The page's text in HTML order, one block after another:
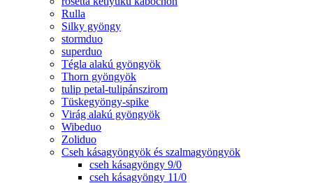
Rulla
Silky gyöngy
stormduo
superduo
Tégla alakú gyöngyök
Thorn gyöngyök
tulip petal-tulipánszirom
Tüskegyöngy-spike
Virág alakú gyöngyök
Wibeduo
Zoliduo
Cseh kásagyöngyök és szalmagyöngyök
cseh kásagyöngy 9/0
cseh kásagyöngy 11/0